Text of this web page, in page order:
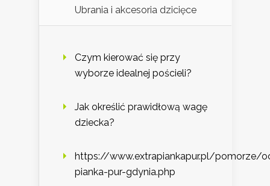
Ubrania i akcesoria dzicięce
Czym kierować się przy
wyborze idealnej pościeli?
Jak określić prawidłową wagę
dziecka?
https://www.extrapiankapur.pl/pomorze/
pianka-pur-gdynia.php